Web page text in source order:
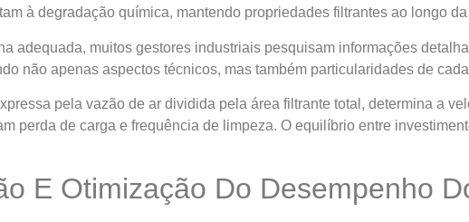
à degradação química, mantendo propriedades filtrantes ao longo
adequada, muitos gestores industriais pesquisam informações
não apenas aspectos técnicos, mas também particularidades de
pela vazão de ar dividida pela área filtrante total, determina a
perda de carga e frequência de limpeza. O equilíbrio entre
E Otimização Do Desempenho